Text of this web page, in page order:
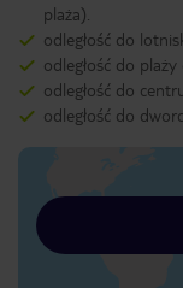
plaża).
odległość do
odległość do
odległość do
odległość do